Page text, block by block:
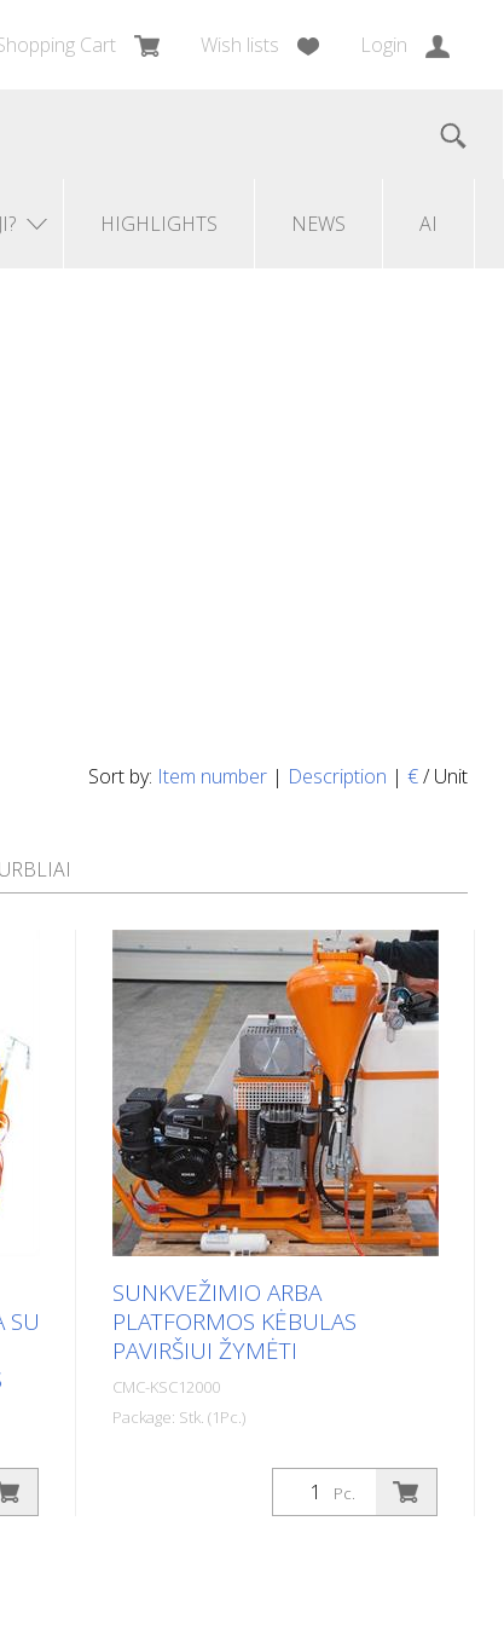
Cart Wish lists Login
HIGHLIGHTS NEWS AI
Sort by: Item number | Description | €/ Unit
SU
SUNKVEŽIMIO ARBA
PLATFORMOS KĖBULAS
PAVIRŠIUI ŽYMĖTI
CMC-KSC12000
Package: Stk. (1Pc.)
KSC12000 turi 100 kartų patikrintą
CMC beorį diafragminį siurblį. Jis
idealiai tinka tokioms sritims, kaip
Pc.